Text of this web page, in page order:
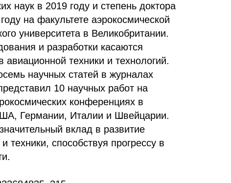
наук в 2019 году и степень доктора
на факультете аэрокосмической
университета в Великобритании.
и разработки касаются
авиационной техники и технологий.
научных статей в журналах
10 научных работ на
конференциях в
Германии, Италии и Швейцарии.
вклад в развитие
техники, способствуя прогрессу в